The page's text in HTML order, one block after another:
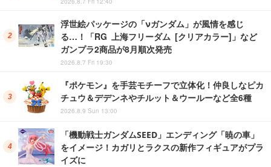
浮世絵パッケージの「νガンダム」が風情を感じ
る…！「RG 上海フリーダム [クリアカラー]」など
ガンプラ2商品が8月順次発売
2026.8.7 Fri 19:30
『ポケモン』を手芸モチーフで立体化！仲良しなピカ
チュウ＆デデンネやチルット＆ウールーなど全6種
2026.8.9 Sun 13:00
「機動戦士ガンダムSEED」エンディング「暁の車」
をイメージ！カガリとラクスの新作フィギュアがプラ
イズに